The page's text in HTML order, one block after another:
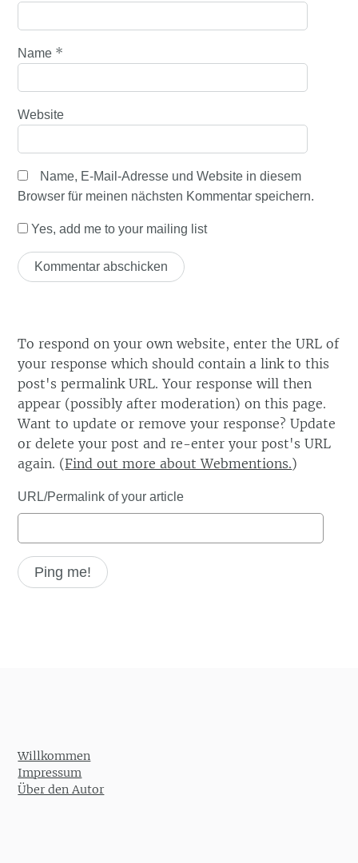
Name *
Website
Name, E-Mail-Adresse und Website in diesem
Browser für meinen nächsten Kommentar speichern.
Yes, add me to your mailing list
To respond on your own website, enter the URL of
your response which should contain a link to this
post's permalink URL. Your response will then
appear (possibly after moderation) on this page.
Want to update or remove your response? Update
or delete your post and re-enter your post's URL
again. (Find out more about Webmentions.)
URL/Permalink of your article
Willkommen
Impressum
Über den Autor